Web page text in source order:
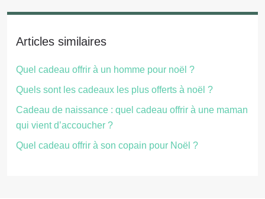
Articles similaires
Quel cadeau offrir à un homme pour noël ?
Quels sont les cadeaux les plus offerts à noël ?
Cadeau de naissance : quel cadeau offrir à une maman
qui vient d’accoucher ?
Quel cadeau offrir à son copain pour Noël ?